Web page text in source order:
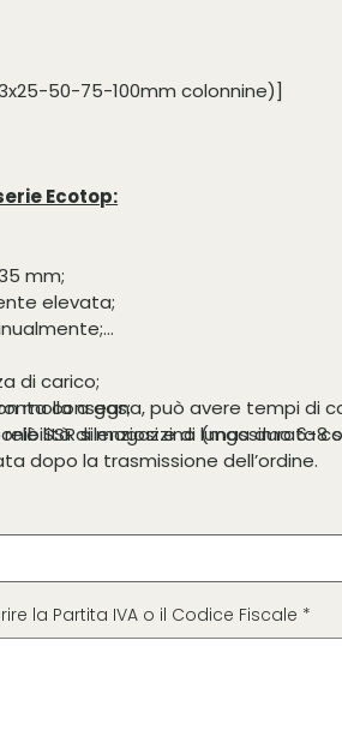
50-75-100mm colonnine)]
Ecotop:
mm;
elevata;
di carico;
molla a gas;
SSR silenziosi e di lunga durata
consegna, può avere tempi di
di magazzino (massimo 6-8
dopo la trasmissione dell’ordine.
la Partita IVA o il Codice Fiscale *